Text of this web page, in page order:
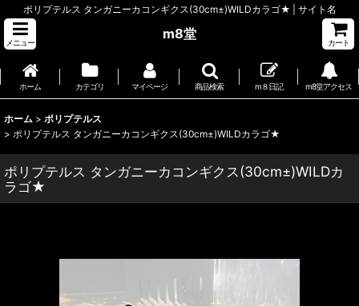
ポリプテルス タンガニーカコンギクス(30cm±)WILDカラゴ★ | サイト名
メニュー
m8堂
カート
ホーム カテゴリ マイページ 商品検索 m８日記 m8堂アクセス
ホーム > ポリプテルス
> ポリプテルス タンガニーカコンギクス(30cm±)WILDカラゴ★
ポリプテルス タンガニーカコンギクス(30cm±)WILDカ
ラゴ★